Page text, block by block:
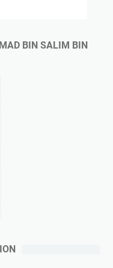
BIN SALIM BIN